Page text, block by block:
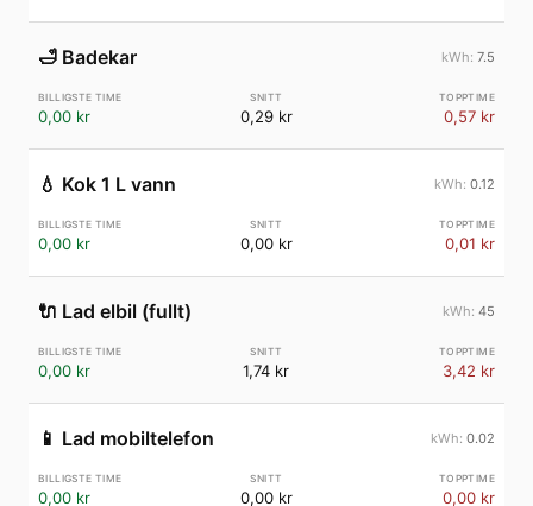
🛁 Badekar 7.5
0,00 kr 0,29 kr 0,57 kr
💧 Kok 1 L vann 0.12
0,00 kr 0,00 kr 0,01 kr
🔌 Lad elbil (fullt) 45
0,00 kr 1,74 kr 3,42 kr
📱 Lad mobiltelefon 0.02
0,00 kr 0,00 kr 0,00 kr